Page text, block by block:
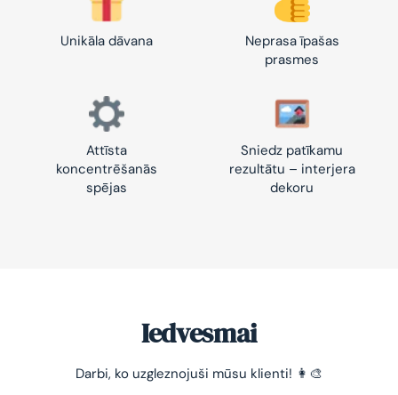
Unikāla dāvana
Neprasa īpašas
prasmes
Attīsta
koncentrēšanās
spējas
Sniedz patīkamu
rezultātu – interjera
dekoru
Iedvesmai
Darbi, ko uzgleznojuši mūsu klienti! 👩‍🎨